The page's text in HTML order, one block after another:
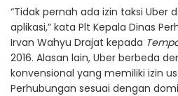
“Tidak pernah ada izin taksi Uber
aplikasi,” kata Plt Kepala Dinas
Irvan Wahyu Drajat kepada
2016. Alasan lain, Uber berbeda
konvensional yang memiliki izin
Perhubungan sesuai dengan